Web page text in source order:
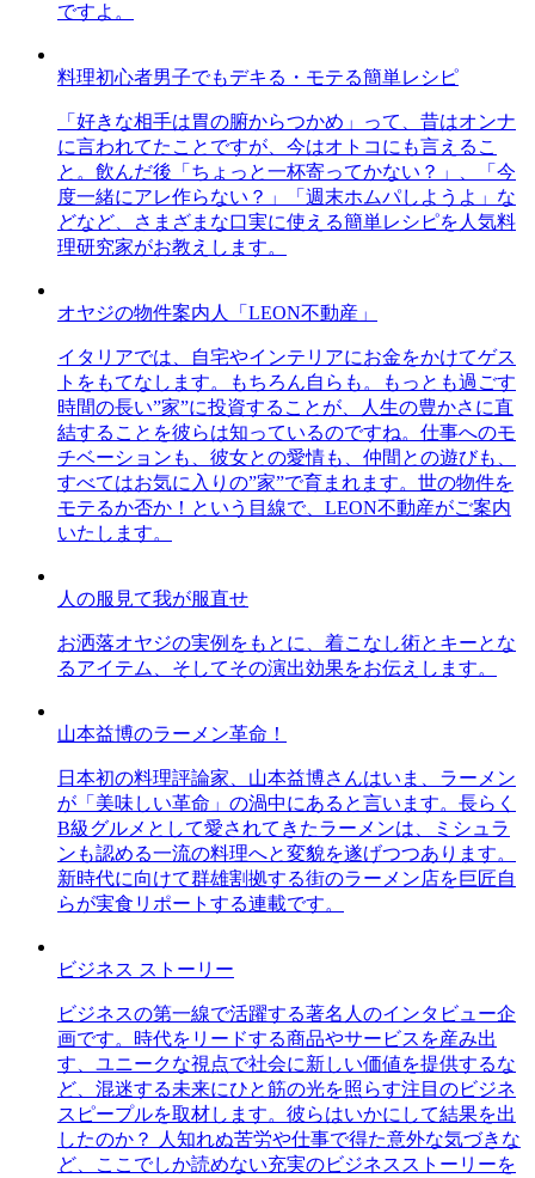
ですよ。
料理初心者男子でもデキる・モテる簡単レシピ
「好きな相手は胃の腑からつかめ」って、昔はオンナ
に言われてたことですが、今はオトコにも言えるこ
と。飲んだ後「ちょっと一杯寄ってかない？」、「今
度一緒にアレ作らない？」「週末ホムパしようよ」な
どなど、さまざまな口実に使える簡単レシピを人気料
理研究家がお教えします。
オヤジの物件案内人「LEON不動産」
イタリアでは、自宅やインテリアにお金をかけてゲス
トをもてなします。もちろん自らも。もっとも過ごす
時間の長い”家”に投資することが、人生の豊かさに直
結することを彼らは知っているのですね。仕事へのモ
チベーションも、彼女との愛情も、仲間との遊びも、
すべてはお気に入りの”家”で育まれます。世の物件を
モテるか否か！という目線で、LEON不動産がご案内
いたします。
人の服見て我が服直せ
お洒落オヤジの実例をもとに、着こなし術とキーとな
るアイテム、そしてその演出効果をお伝えします。
山本益博のラーメン革命！
日本初の料理評論家、山本益博さんはいま、ラーメン
が「美味しい革命」の渦中にあると言います。長らく
B級グルメとして愛されてきたラーメンは、ミシュラ
ンも認める一流の料理へと変貌を遂げつつあります。
新時代に向けて群雄割拠する街のラーメン店を巨匠自
らが実食リポートする連載です。
ビジネス ストーリー
ビジネスの第一線で活躍する著名人のインタビュー企
画です。時代をリードする商品やサービスを産み出
す、ユニークな視点で社会に新しい価値を提供するな
ど、混迷する未来にひと筋の光を照らす注目のビジネ
スピープルを取材します。彼らはいかにして結果を出
したのか？ 人知れぬ苦労や仕事で得た意外な気づきな
ど、ここでしか読めない充実のビジネスストーリーを